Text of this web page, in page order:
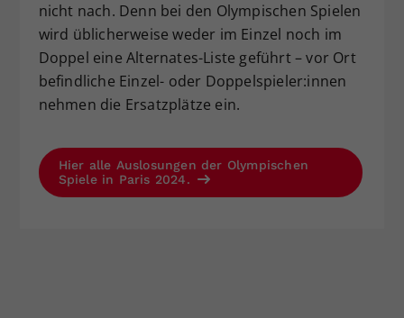
nicht nach. Denn bei den Olympischen Spielen
wird üblicherweise weder im Einzel noch im
Doppel eine Alternates-Liste geführt – vor Ort
befindliche Einzel- oder Doppelspieler:innen
nehmen die Ersatzplätze ein.
Hier alle Auslosungen der Olympischen
Spiele in Paris 2024.